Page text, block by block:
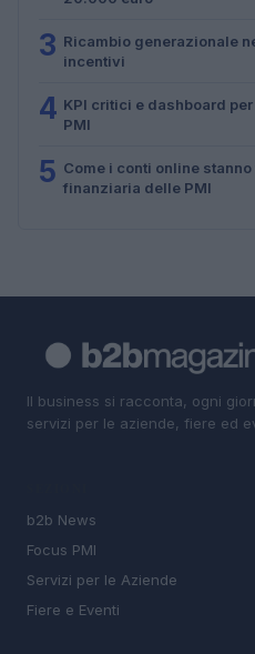
3 Ricambio generazionale
incentivi
4 KPI critici e dashboard
PMI
5 Come i conti online
finanziaria delle PMI
Il business si racconta, ogni
servizi per le aziende, fiere ed
b2b News
Focus PMI
Servizi per le Aziende
Fiere e Eventi